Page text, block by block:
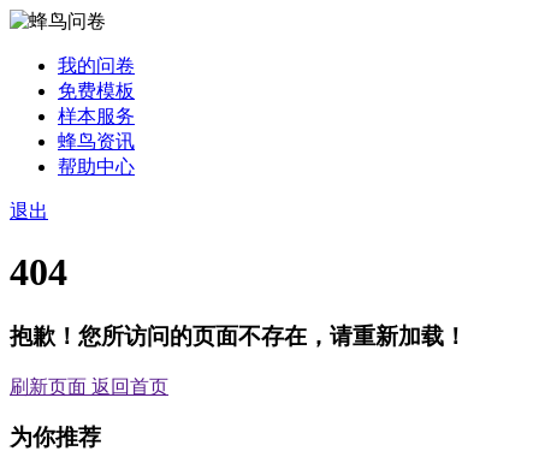
我的问卷
免费模板
样本服务
蜂鸟资讯
帮助中心
退出
404
抱歉！您所访问的页面不存在，请重新加载！
刷新页面 返回首页
为你推荐